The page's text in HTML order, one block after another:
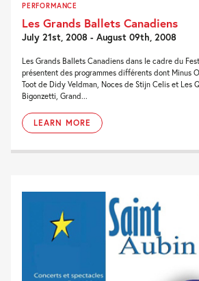
PERFORMANCE
Les Grands Ballets Canadiens
July 21st, 2008 - August 09th, 2008
Les Grands Ballets Canadiens dans le cadre du
présentent des programmes différents dont Minus
Toot de Didy Veldman, Noces de Stijn Celis et Les
Bigonzetti, Grand...
LEARN MORE